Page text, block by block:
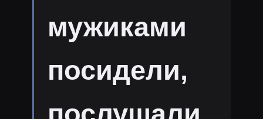
мужиками
посидели,